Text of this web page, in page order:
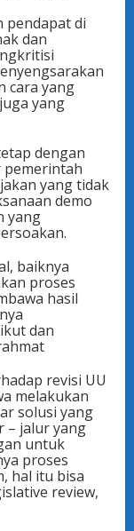
pendapat di
dan
cara yang
yang
dengan
pemerintah
yang tidak
demo
yang
baiknya
proses
hasil
dan
revisi UU
melakukan
solusi yang
– jalur yang
untuk
proses
hal itu bisa
review,